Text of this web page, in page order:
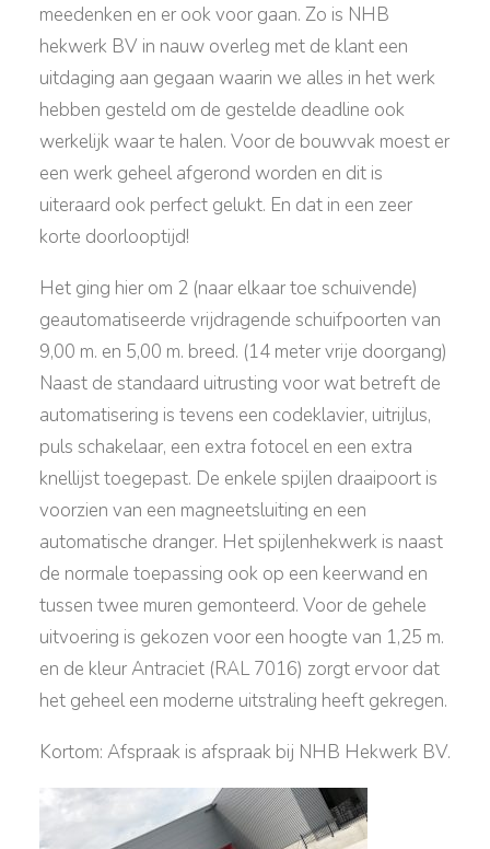
meedenken en er ook voor gaan. Zo is NHB
hekwerk BV in nauw overleg met de klant een
uitdaging aan gegaan waarin we alles in het werk
hebben gesteld om de gestelde deadline ook
werkelijk waar te halen. Voor de bouwvak moest er
een werk geheel afgerond worden en dit is
uiteraard ook perfect gelukt. En dat in een zeer
korte doorlooptijd!
Het ging hier om 2 (naar elkaar toe schuivende)
geautomatiseerde vrijdragende schuifpoorten van
9,00 m. en 5,00 m. breed. (14 meter vrije doorgang)
Naast de standaard uitrusting voor wat betreft de
automatisering is tevens een codeklavier, uitrijlus,
puls schakelaar, een extra fotocel en een extra
knellijst toegepast. De enkele spijlen draaipoort is
voorzien van een magneetsluiting en een
automatische dranger. Het spijlenhekwerk is naast
de normale toepassing ook op een keerwand en
tussen twee muren gemonteerd. Voor de gehele
uitvoering is gekozen voor een hoogte van 1,25 m.
en de kleur Antraciet (RAL 7016) zorgt ervoor dat
het geheel een moderne uitstraling heeft gekregen.
Kortom: Afspraak is afspraak bij NHB Hekwerk BV.